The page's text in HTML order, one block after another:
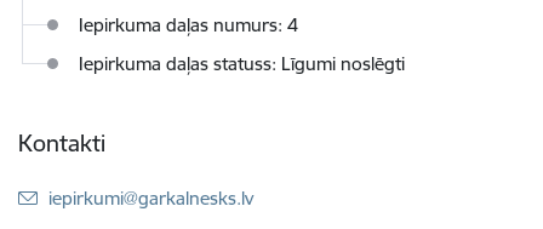
Iepirkuma daļas numurs: 4
Iepirkuma daļas statuss: Līgumi noslēgti
Kontakti
E-pasts:
iepirkumi@garkalnesks.lv